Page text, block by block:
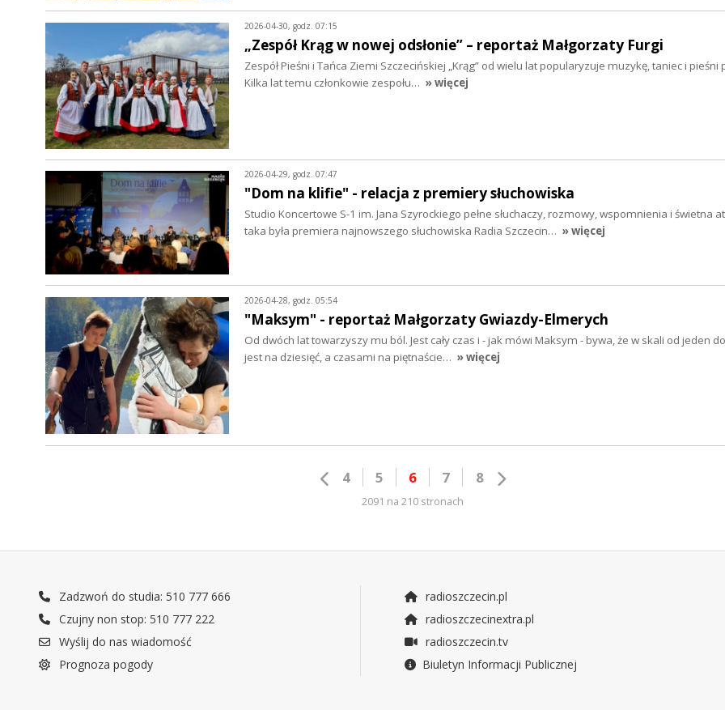
2026-04-30, godz. 07:15
„Zespół Krąg w nowej odsłonie” – reportaż Małgorzaty Furgi
Zespół Pieśni i Tańca Ziemi Szczecińskiej „Krąg” od wielu lat popularyzuje muzykę, taniec i pieśni
Kilka lat temu członkowie zespołu… » więcej
2026-04-29, godz. 07:47
"Dom na klifie" - relacja z premiery słuchowiska
Studio Koncertowe S-1 im. Jana Szyrockiego pełne słuchaczy, rozmowy, wspomnienia i świetna
taka była premiera najnowszego słuchowiska Radia Szczecin… » więcej
2026-04-28, godz. 05:54
"Maksym" - reportaż Małgorzaty Gwiazdy-Elmerych
Od dwóch lat towarzyszy mu ból. Jest cały czas i - jak mówi Maksym - bywa, że w skali od jeden
jest na dziesięć, a czasami na piętnaście… » więcej
4 5 6 7 8
2091 na 210 stronach
Zadzwoń do studia: 510 777 666
Czujny non stop: 510 777 222
Wyślij do nas wiadomość
Prognoza pogody
radioszczecin.pl
radioszczecinextra.pl
radioszczecin.tv
Biuletyn Informacji Publicznej